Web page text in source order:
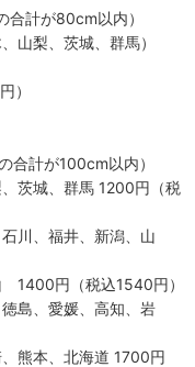
計が80cm以内）
山梨、茨城、群馬）
）
計が100cm以内）
茨城、群馬 1200円（税
川、福井、新潟、山
1400円（税込1540円）
島、愛媛、高知、岩
熊本、北海道 1700円